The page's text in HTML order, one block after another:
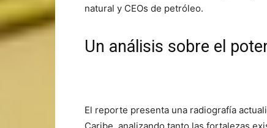
natural y CEOs de petróleo.
Un análisis sobre el
El reporte presenta una radiografía
Caribe, analizando tanto las fortalezas